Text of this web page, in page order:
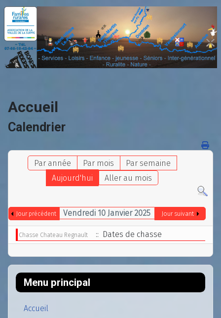
Accueil
Calendrier
Par année Par mois
Par semaine
Aujourd'hui
Aller au mois
Jour précédent Vendredi 10 Janvier 2025 Jour suivant
Chasse Chateau Regnault :: Dates de chasse
Menu principal
Accueil